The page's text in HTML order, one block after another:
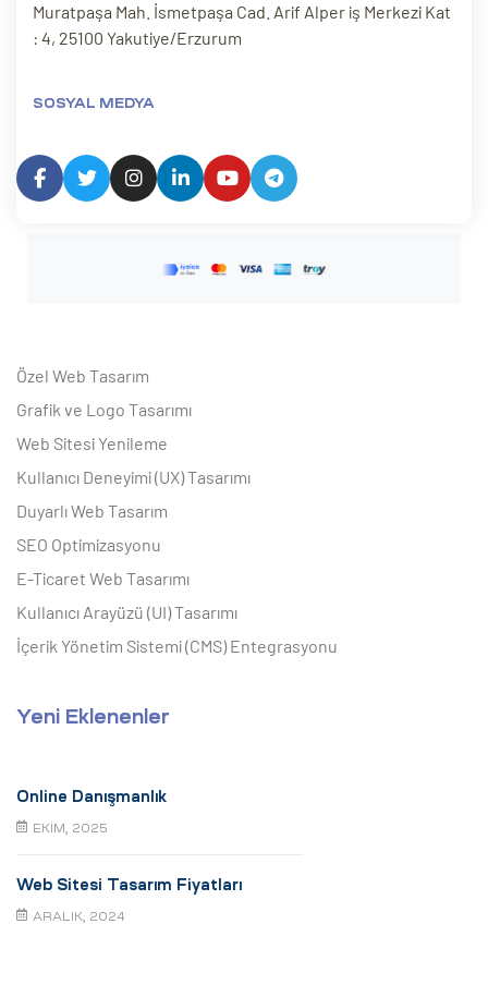
Muratpaşa Mah. İsmetpaşa Cad. Arif Alper iş Merkezi Kat
: 4, 25100 Yakutiye/Erzurum
SOSYAL MEDYA
Özel Web Tasarım
Grafik ve Logo Tasarımı
Web Sitesi Yenileme
Kullanıcı Deneyimi (UX) Tasarımı
Duyarlı Web Tasarım
SEO Optimizasyonu
E-Ticaret Web Tasarımı
Kullanıcı Arayüzü (UI) Tasarımı
İçerik Yönetim Sistemi (CMS) Entegrasyonu
Yeni Eklenenler
Online Danışmanlık
EKIM, 2025
Web Sitesi Tasarım Fiyatları
ARALIK, 2024